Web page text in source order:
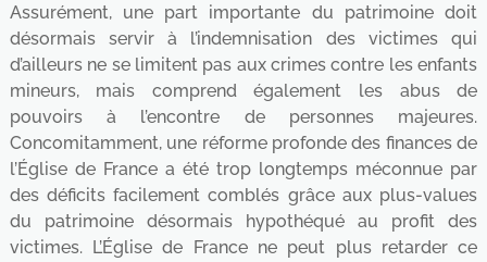
Assurément, une part importante du patrimoine doit
désormais servir à l’indemnisation des victimes qui
d’ailleurs ne se limitent pas aux crimes contre les enfants
mineurs, mais comprend également les abus de
pouvoirs à l’encontre de personnes majeures.
Concomitamment, une réforme profonde des finances de
l’Église de France a été trop longtemps méconnue par
des déficits facilement comblés grâce aux plus-values
du patrimoine désormais hypothéqué au profit des
victimes. L’Église de France ne peut plus retarder ce